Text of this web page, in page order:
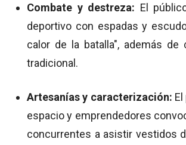
Combate y destreza: El
deportivo con espadas y
calor de la batalla", además
tradicional.
Artesanías y caracterización:
espacio y emprendedores
concurrentes a asistir vestidos